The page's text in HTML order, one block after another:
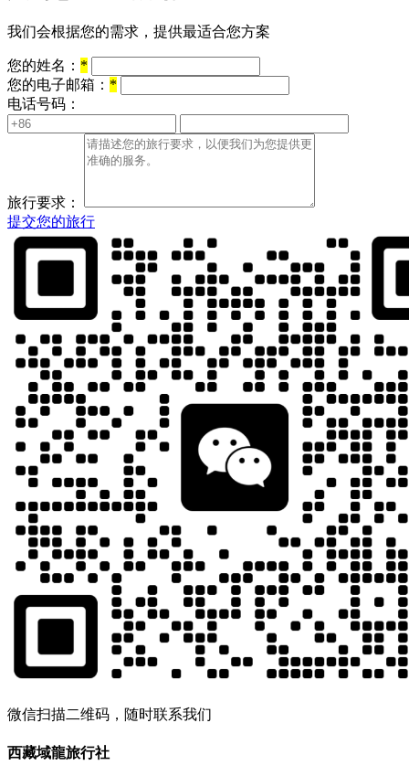
我们会根据您的需求，提供最适合您方案
您的姓名： *
您的电子邮箱： *
电话号码：
旅行要求：
提交您的旅行
微信扫描二维码，随时联系我们
西藏域龍旅行社